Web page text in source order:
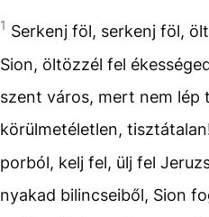
1 Serkenj föl, serkenj föl,
Sion, öltözzél fel
szent város, mert nem lép
körülmetéletlen,
porból, kelj fel, ülj fel
nyakad bilincseiből, Sion